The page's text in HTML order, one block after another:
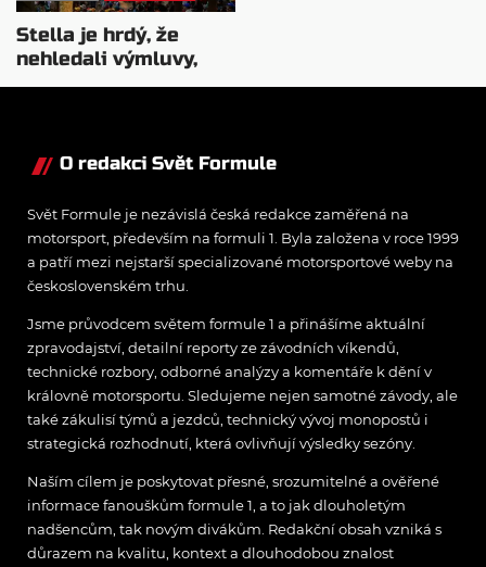
Stella je hrdý, že
nehledali výmluvy,
proč nedokážou
O redakci Svět Formule
Svět Formule je nezávislá česká redakce zaměřená na
motorsport, především na formuli 1. Byla založena v roce 1999
a patří mezi nejstarší specializované motorsportové weby na
československém trhu.
Jsme průvodcem světem formule 1 a přinášíme aktuální
zpravodajství, detailní reporty ze závodních víkendů,
technické rozbory, odborné analýzy a komentáře k dění v
královně motorsportu. Sledujeme nejen samotné závody, ale
také zákulisí týmů a jezdců, technický vývoj monopostů i
strategická rozhodnutí, která ovlivňují výsledky sezóny.
Naším cílem je poskytovat přesné, srozumitelné a ověřené
informace fanouškům formule 1, a to jak dlouholetým
nadšencům, tak novým divákům. Redakční obsah vzniká s
důrazem na kvalitu, kontext a dlouhodobou znalost